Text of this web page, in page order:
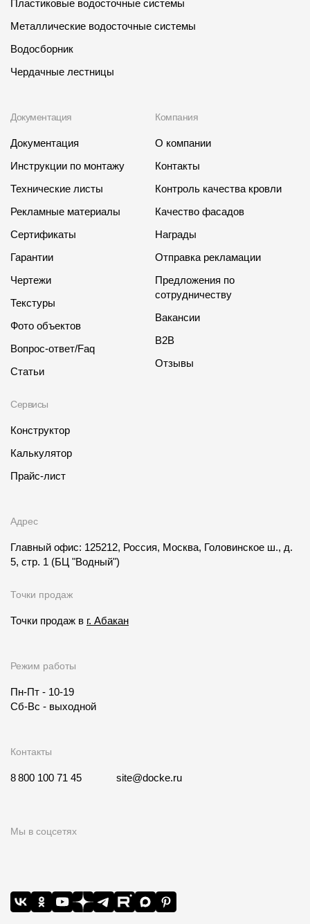
Пластиковые водосточные системы
Металлические водосточные системы
Водосборник
Чердачные лестницы
Документация
Документация
Инструкции по монтажу
Технические листы
Рекламные материалы
Сертификаты
Гарантии
Чертежи
Текстуры
Фото объектов
Вопрос-ответ/Faq
Статьи
Сервисы
Конструктор
Калькулятор
Прайс-лист
Компания
О компании
Контакты
Контроль качества кровли
Качество фасадов
Награды
Отправка рекламации
Предложения по
сотрудничеству
Вакансии
B2B
Отзывы
Адрес
Главный офис: 125212, Россия, Москва, Головинское ш., д.
5, стр. 1 (БЦ "Водный")
Точки продаж
Точки продаж в г. Абакан
Режим работы
Пн-Пт - 10-19
Сб-Вс - выходной
Контакты
8 800 100 71 45 site@docke.ru
Мы в соцсетях